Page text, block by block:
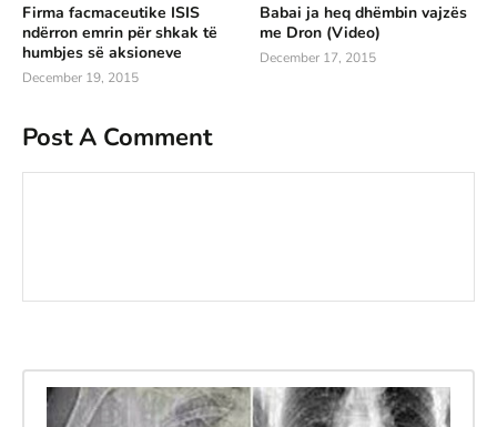
Firma facmaceutike ISIS
ndërron emrin për shkak të
humbjes së aksioneve
December 19, 2015
Babai ja heq dhëmbin vajzës
me Dron (Video)
December 17, 2015
Post A Comment